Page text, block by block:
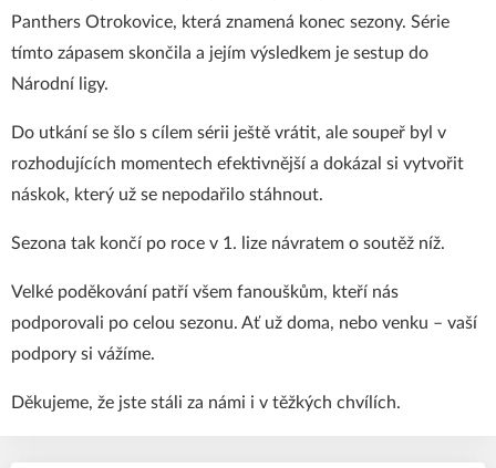
Panthers Otrokovice, která znamená konec sezony. Série
tímto zápasem skončila a jejím výsledkem je sestup do
Národní ligy.
Do utkání se šlo s cílem sérii ještě vrátit, ale soupeř byl v
rozhodujících momentech efektivnější a dokázal si vytvořit
náskok, který už se nepodařilo stáhnout.
Sezona tak končí po roce v 1. lize návratem o soutěž níž.
Velké poděkování patří všem fanouškům, kteří nás
podporovali po celou sezonu. Ať už doma, nebo venku – vaší
podpory si vážíme.
Děkujeme, že jste stáli za námi i v těžkých chvílích.